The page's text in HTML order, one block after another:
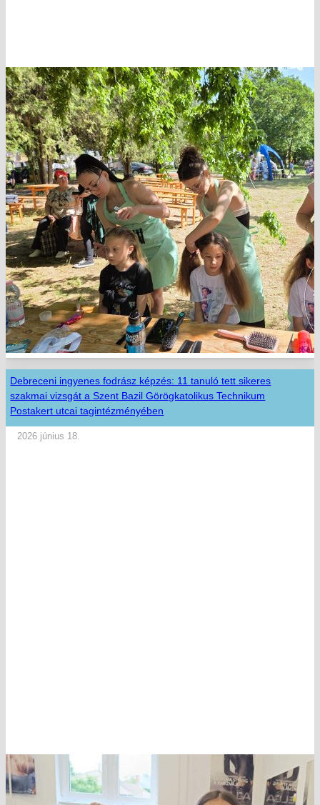
Debreceni ingyenes fodrász képzés: 11 tanuló tett sikeres
szakmai vizsgát a Szent Bazil Görögkatolikus Technikum
Postakert utcai tagintézményében
2026 június 18.